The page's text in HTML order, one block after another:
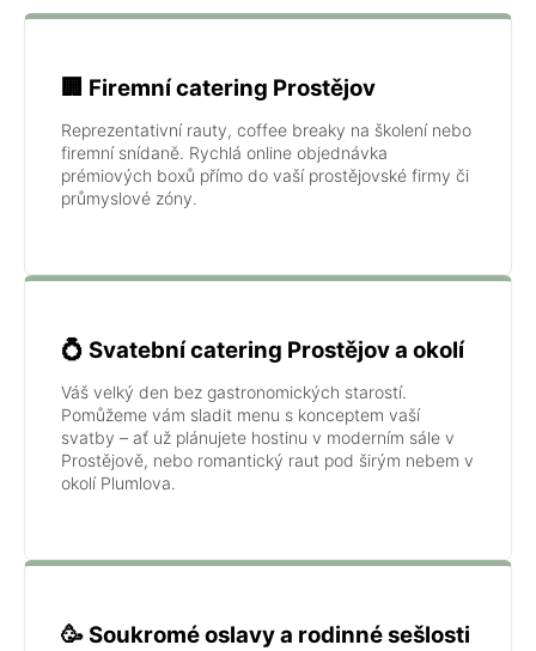
🏢 Firemní catering Prostějov
Reprezentativní rauty, coffee breaky na školení nebo
firemní snídaně. Rychlá online objednávka
prémiových boxů přímo do vaší prostějovské firmy či
průmyslové zóny.
💍 Svatební catering Prostějov a okolí
Váš velký den bez gastronomických starostí.
Pomůžeme vám sladit menu s konceptem vaší
svatby – ať už plánujete hostinu v moderním sále v
Prostějově, nebo romantický raut pod širým nebem v
okolí Plumlova.
🥳 Soukromé oslavy a rodinné sešlosti